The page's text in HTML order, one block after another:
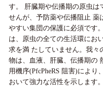
す。 肝臓期や伝播期の原虫は
せんが、予防薬や伝播阻止 薬
やすい集団の保護に必須です
は、原虫の全ての生活環にお
求を満 たしていません。我々
物は、血液、肝臓、伝播期の
用機序(PfcPheRS 阻害)によ
おいて強力な活性を示します。